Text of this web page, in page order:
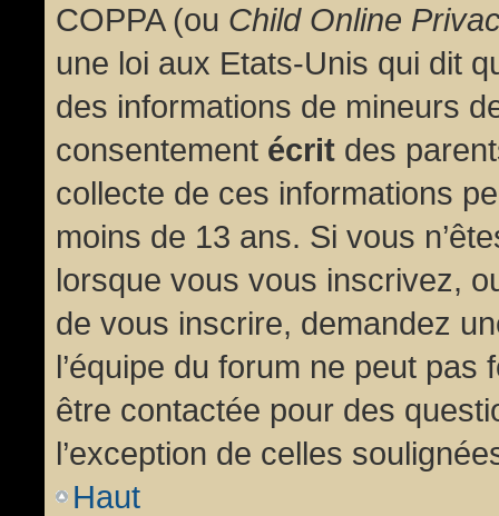
COPPA (ou Child Online
une loi aux Etats-Unis qui dit
des informations de mineurs
consentement écrit des
collecte de ces informations
moins de 13 ans. Si vous
lorsque vous vous inscrivez,
de vous inscrire, demandez
l’équipe du forum ne peut
être contactée pour des
l’exception de celles
Haut